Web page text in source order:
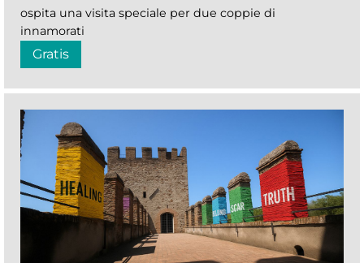
ospita una visita speciale per due coppie di
innamorati
Gratis